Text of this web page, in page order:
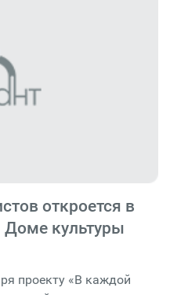
откроется в
культуры
проекту «В каждой